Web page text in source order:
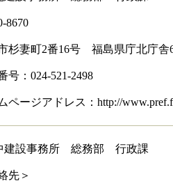
8670
杉妻町2番16号 福島県庁北庁舎
号：024-521-2498
ページアドレス：http://
建設事務所 総務部 行政課
先＞